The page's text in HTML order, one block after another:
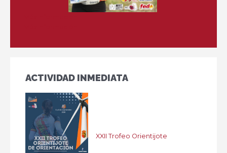
ACTIVIDAD INMEDIATA
XXII Trofeo Orientijote